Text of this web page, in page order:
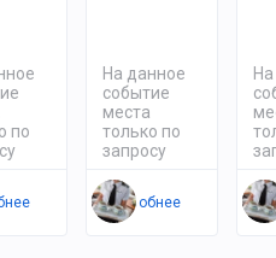
по
На данное
событие
места
только по
запросу
Подробнее